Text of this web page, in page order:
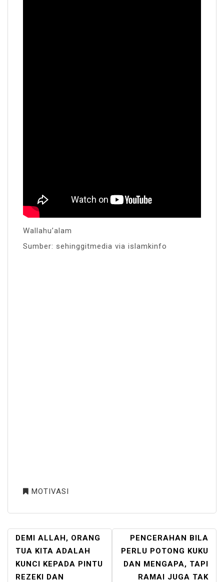
Wallahu’alam
Sumber: sehinggitmedia via islamkinfo
MOTIVASI
POST
NAVIGATION
DEMI ALLAH, ORANG
TUA KITA ADALAH
KUNCI KEPADA PINTU
REZEKI DAN
PENCERAHAN BILA
PERLU POTONG KUKU
DAN MENGAPA, TAPI
RAMAI JUGA TAK